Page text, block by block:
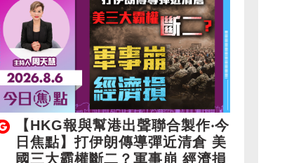
【HKG報與幫港出聲聯合製作‧今
日焦點】打伊朗傳導彈近清倉 美
國三大霸權斷二？軍事崩 經濟損